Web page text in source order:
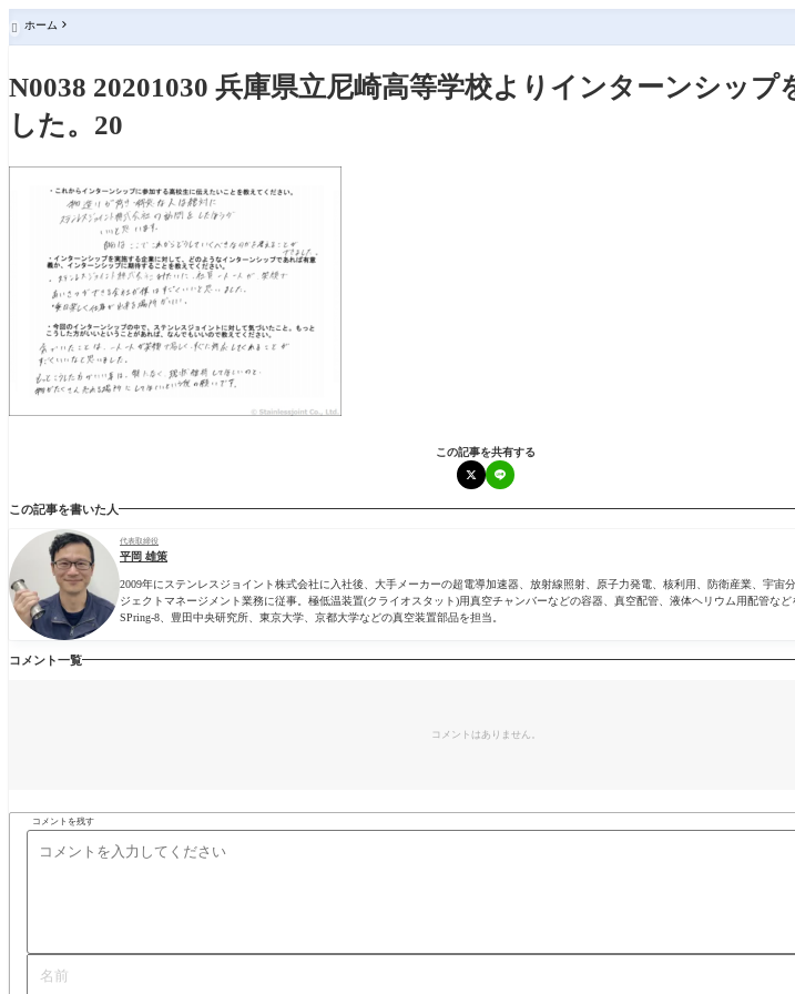
 ホーム
N0038 20201030 兵庫県立尼崎高等学校よりインターンシップ
した。20
この記事を共有する
この記事を書いた人
代表取締役
平岡 雄策
2009年にステンレスジョイント株式会社に入社後、大手メーカーの超電導加速器、放射線照射、原子力発電、核利用、防衛産業、宇宙
ジェクトマネージメント業務に従事。極低温装置(クライオスタット)用真空チャンバーなどの容器、真空配管、液体ヘリウム用配管など
SPring-8、豊田中央研究所、東京大学、京都大学などの真空装置部品を担当。
コメント一覧
コメントはありません。
コメントを残す